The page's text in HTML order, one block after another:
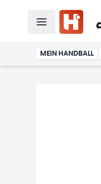
MEIN HANDBALL